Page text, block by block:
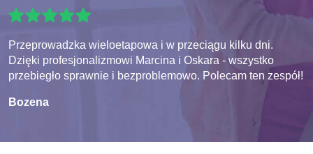
Przeprowadzka wieloetapowa i w przeciągu kilku dni.
Dzięki profesjonalizmowi Marcina i Oskara - wszystko
przebiegło sprawnie i bezproblemowo. Polecam ten zespół!
Bozena